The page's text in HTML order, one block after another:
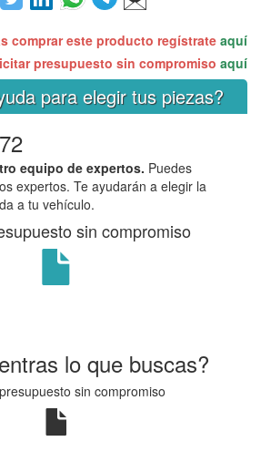
comprar este producto regístrate aquí
presupuesto sin compromiso aquí
para elegir tus piezas?
equipo de expertos. Puedes
expertos. Te ayudarán a elegir la
a tu vehículo.
sin compromiso
lo que buscas?
sin compromiso